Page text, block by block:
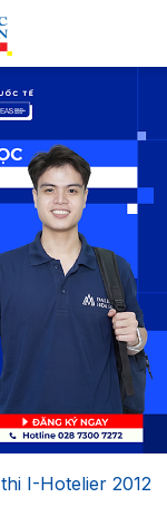
I-Hotelier 2012